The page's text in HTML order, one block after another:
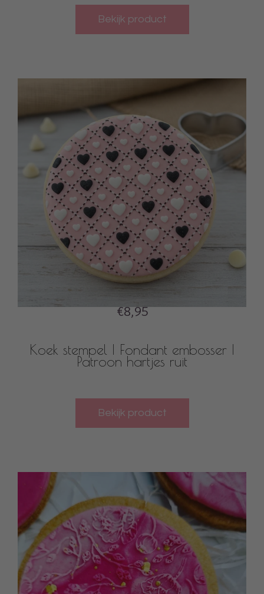
Bekijk product
€8,95
Koek stempel | Fondant embosser |
Patroon hartjes ruit
Bekijk product